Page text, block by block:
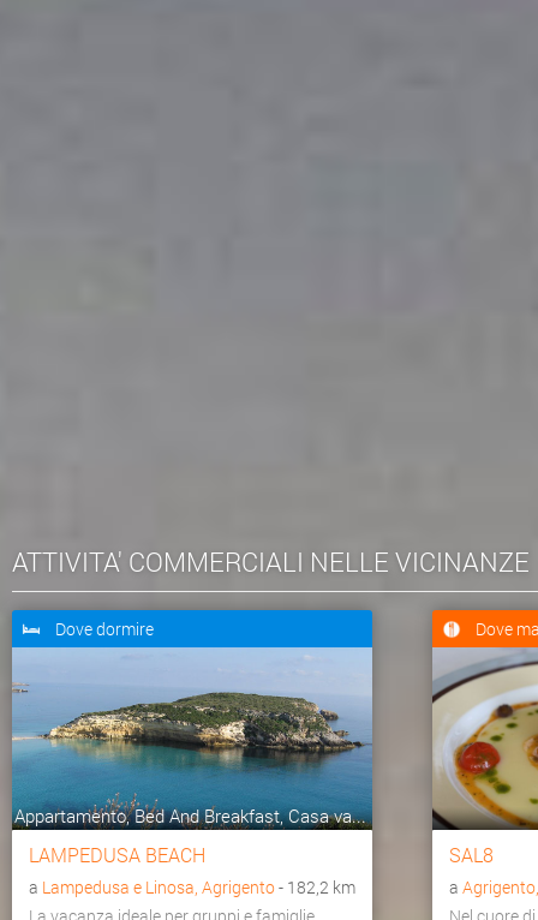
ATTIVITA' COMMERCIALI NELLE VICINANZE
Dove dormire
Appartamento, Bed And Breakfast, Casa va...
LAMPEDUSA BEACH
a Lampedusa e Linosa, Agrigento- 182,2 km
Dove
SAL8
a